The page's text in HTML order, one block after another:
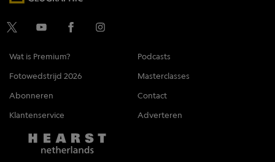
Wat is Premium?
Podcasts
Fotowedstrijd 2026
Masterclasses
Abonneren
Contact
Klantenservice
Adverteren